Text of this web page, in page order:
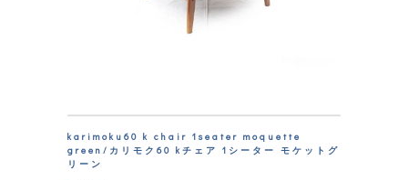
karimoku60 k chair 1seater moquette
green/カリモク60 kチェア 1シーター モケットグ
リーン